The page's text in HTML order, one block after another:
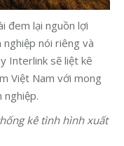
đem lại nguồn lợi
nghiệp nói riêng và
Interlink sẽ liệt kê
Việt Nam với mong
nghiệp.
kê tình hình xuất